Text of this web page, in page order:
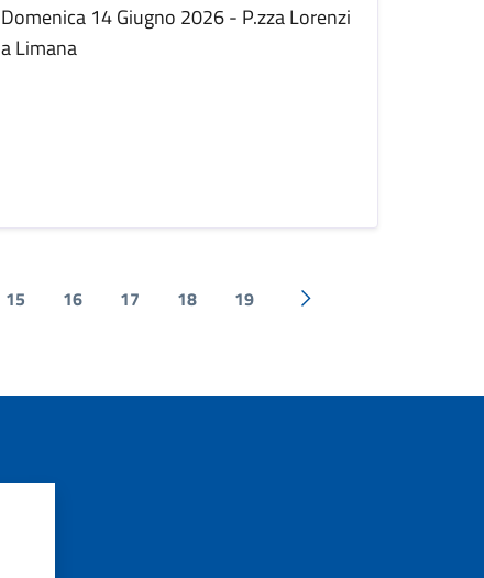
Domenica 14 Giugno 2026 - P.zza Lorenzi
a Limana
15 16 17 18 19
Pagina successiva